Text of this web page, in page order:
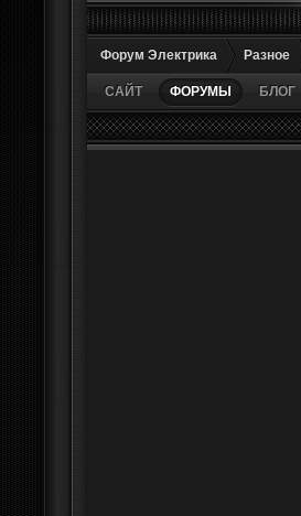
Форум Электрика Разное
САЙТ ФОРУМЫ БЛОГ